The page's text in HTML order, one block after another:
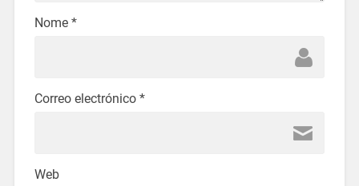
Nome *
Correo electrónico *
Web